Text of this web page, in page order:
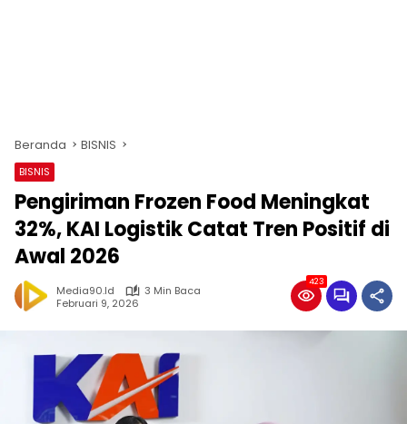
Beranda BISNIS
BISNIS
Pengiriman Frozen Food Meningkat
32%, KAI Logistik Catat Tren Positif di
Awal 2026
Media90.id
3 Min Baca
Februari 9, 2026
423